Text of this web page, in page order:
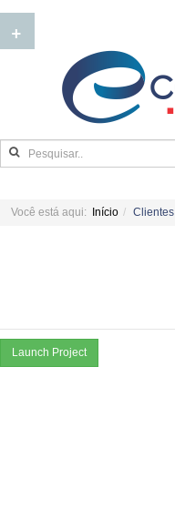
Você está aqui: Início Clientes
Launch Project
+